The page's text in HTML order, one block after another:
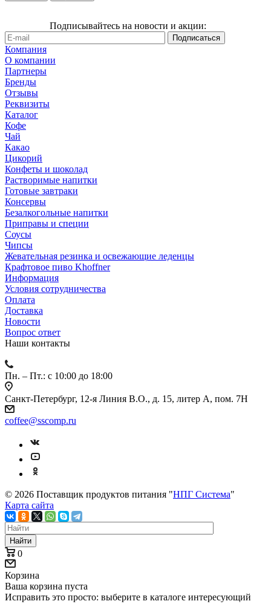
Подписывайтесь на новости и акции:
Компания
О компании
Партнеры
Бренды
Отзывы
Реквизиты
Каталог
Кофе
Чай
Какао
Цикорий
Конфеты и шоколад
Растворимые напитки
Готовые завтраки
Консервы
Безалкогольные напитки
Приправы и специи
Соусы
Чипсы
Жевательная резинка и освежающие леденцы
Крафтовое пиво Khoffner
Информация
Условия сотрудничества
Оплата
Доставка
Новости
Вопрос ответ
Наши контакты
Пн. – Пт.: с 10:00 до 18:00
Санкт-Петербург, 12-я Линия В.О., д. 15, литер А, пом. 7Н
coffee@sscomp.ru
© 2026 Поставщик продуктов питания "НПГ Система"
Карта сайта
Найти
0
Корзина
Ваша корзина пуста
Исправить это просто: выберите в каталоге интересующий